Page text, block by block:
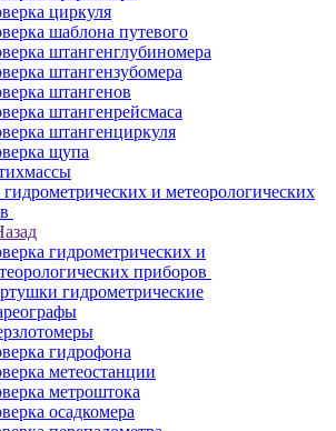
циркуля
шаблона путевого
штангенглубиномера
штангензубомера
штангенов
штангенрейсмаса
штангенциркуля
щупа
и метеорологических
гидрометрических и
приборов
гидрометрические
гидрофона
метеостанции
метроштока
осадкомера